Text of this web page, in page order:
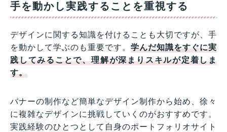
手を動かし実践することを重視する
デザインに関する知識を付けることも大切ですが、手
を動かして学ぶのも重要です。学んだ知識をすぐに実
践してみることで、理解が深まりスキルが定着しま
す。
バナーの制作など簡単なデザイン制作から始め、徐々
に複雑なデザインに挑戦していくのがおすすめです。
実践経験のひとつとして自身のポートフォリオサイト